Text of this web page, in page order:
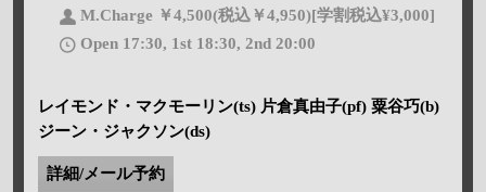
M.Charge ￥4,500(税込￥4,950)[学割税込¥3,000]
Open 17:30, 1st 18:30, 2nd 20:00
レイモンド・マクモーリン(ts) 片倉真由子(pf) 粟谷巧(b)
ジーン・ジャクソン(ds)
詳細/メール予約